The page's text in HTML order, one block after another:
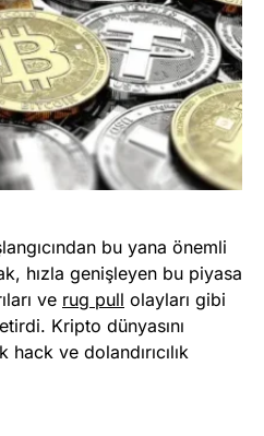
bu yana önemli
hızla genişleyen bu piyasa
ve rug pull olayları gibi
Kripto dünyasını
ve dolandırıcılık